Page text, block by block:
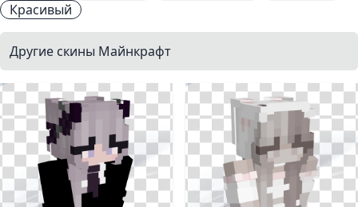
Красивый
Другие скины Майнкрафт